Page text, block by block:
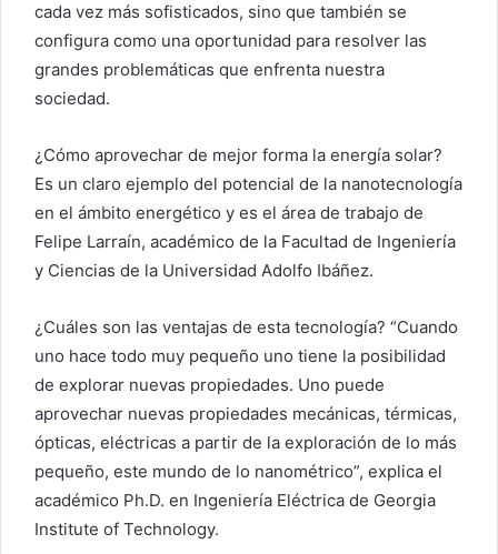
cada vez más sofisticados, sino que también se
configura como una oportunidad para resolver las
grandes problemáticas que enfrenta nuestra
sociedad.
¿Cómo aprovechar de mejor forma la energía solar?
Es un claro ejemplo del potencial de la nanotecnología
en el ámbito energético y es el área de trabajo de
Felipe Larraín, académico de la Facultad de Ingeniería
y Ciencias de la Universidad Adolfo Ibáñez.
¿Cuáles son las ventajas de esta tecnología? “Cuando
uno hace todo muy pequeño uno tiene la posibilidad
de explorar nuevas propiedades. Uno puede
aprovechar nuevas propiedades mecánicas, térmicas,
ópticas, eléctricas a partir de la exploración de lo más
pequeño, este mundo de lo nanométrico”, explica el
académico Ph.D. en Ingeniería Eléctrica de Georgia
Institute of Technology.